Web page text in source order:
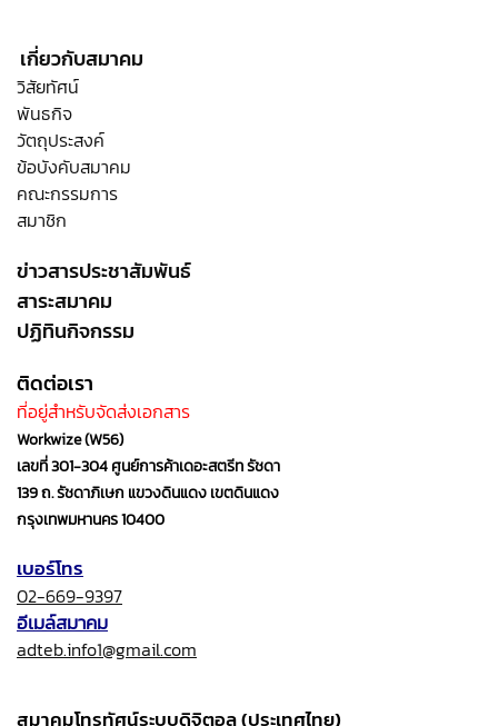
เกี่ยวกับสมาคม
วิสัยทัศน์
พันธกิจ
วัตถุประสงค์
ข้อบังคับสมาคม
คณะกรรมการ
สมาชิก
ข่าวสารประชาสัมพันธ์
สาระสมาคม
ปฏิทินกิจกรรม
ติดต่อเรา
ที่อยู่สำหรับจัดส่งเอกสาร
Workwize (W56)
เลขที่ 301-304 ศูนย์การค้าเดอะสตรีท รัชดา
139 ถ. รัชดาภิเษก แขวงดินแดง เขตดินแดง
กรุงเทพมหานคร 10400
เบอร์โทร
02-669-9397
อีเมล์สมาคม
adteb.info1@gmail.com
สมาคมโทรทัศน์ระบบดิจิตอล (ประเทศไทย)